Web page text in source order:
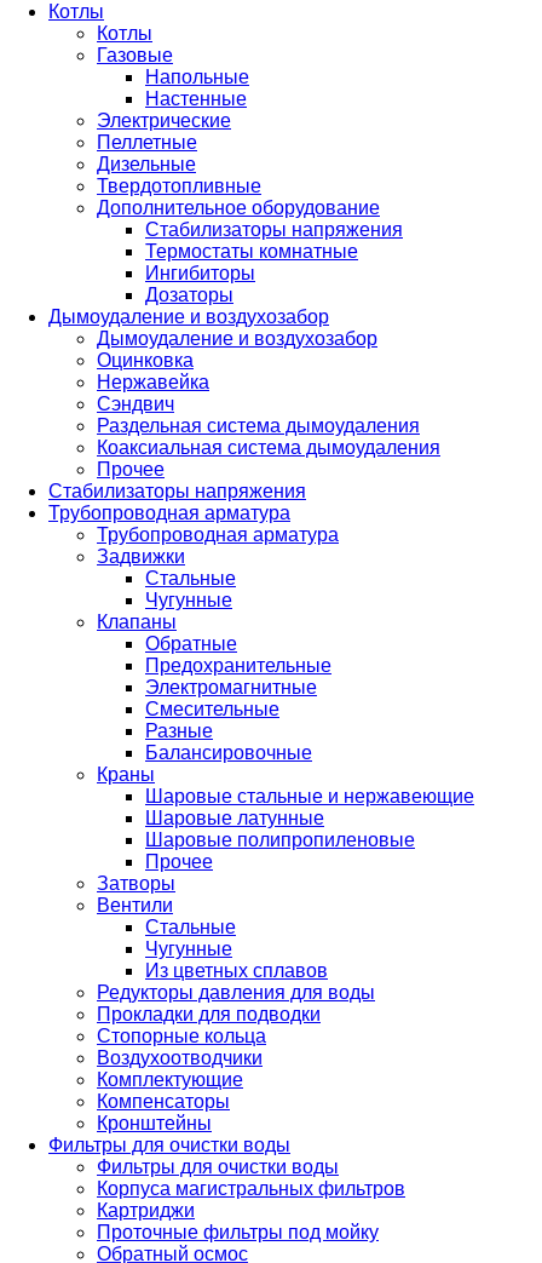
Котлы
Котлы
Газовые
Напольные
Настенные
Электрические
Пеллетные
Дизельные
Твердотопливные
Дополнительное оборудование
Стабилизаторы напряжения
Термостаты комнатные
Ингибиторы
Дозаторы
Дымоудаление и воздухозабор
Дымоудаление и воздухозабор
Оцинковка
Нержавейка
Сэндвич
Раздельная система дымоудаления
Коаксиальная система дымоудаления
Прочее
Стабилизаторы напряжения
Трубопроводная арматура
Трубопроводная арматура
Задвижки
Стальные
Чугунные
Клапаны
Обратные
Предохранительные
Электромагнитные
Смесительные
Разные
Балансировочные
Краны
Шаровые стальные и нержавеющие
Шаровые латунные
Шаровые полипропиленовые
Прочее
Затворы
Вентили
Стальные
Чугунные
Из цветных сплавов
Редукторы давления для воды
Прокладки для подводки
Стопорные кольца
Воздухоотводчики
Комплектующие
Компенсаторы
Кронштейны
Фильтры для очистки воды
Фильтры для очистки воды
Корпуса магистральных фильтров
Картриджи
Проточные фильтры под мойку
Обратный осмос